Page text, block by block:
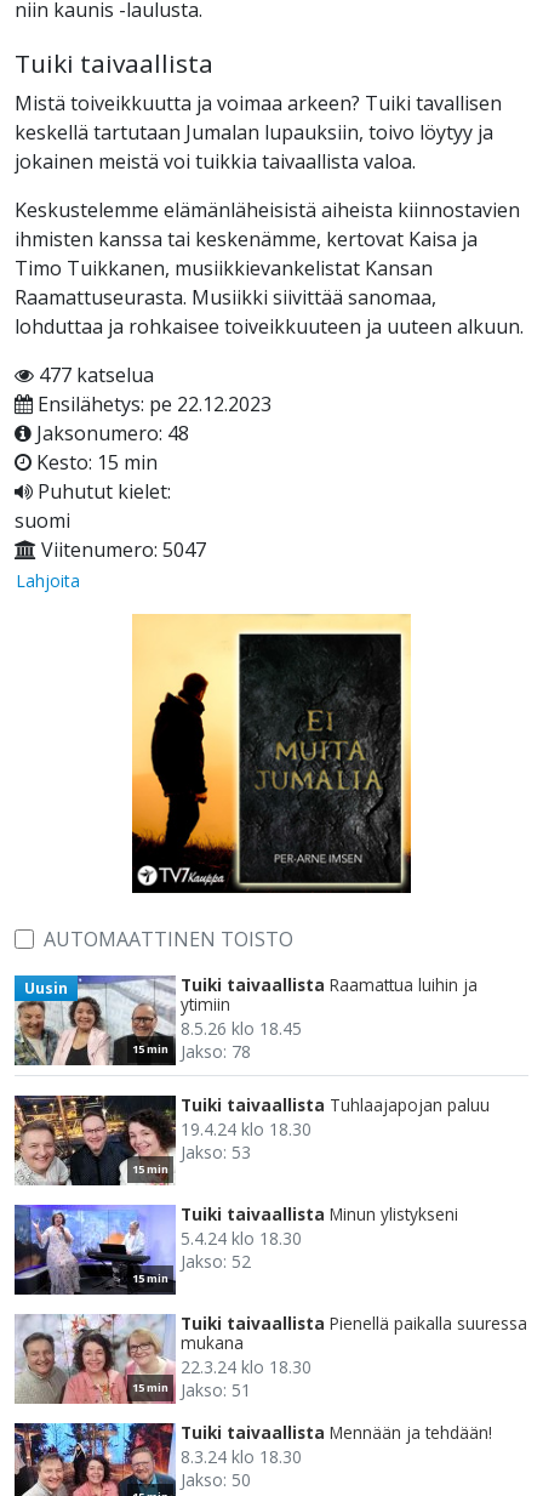
niin kaunis -laulusta.
Tuiki taivaallista
Mistä toiveikkuutta ja voimaa arkeen? Tuiki tavallisen
keskellä tartutaan Jumalan lupauksiin, toivo löytyy ja
jokainen meistä voi tuikkia taivaallista valoa.
Keskustelemme elämänläheisistä aiheista kiinnostavien
ihmisten kanssa tai keskenämme, kertovat Kaisa ja
Timo Tuikkanen, musiikkievankelistat Kansan
Raamattuseurasta. Musiikki siivittää sanomaa,
lohduttaa ja rohkaisee toiveikkuuteen ja uuteen alkuun.
477 katselua
Ensilähetys: pe 22.12.2023
Jaksonumero: 48
Kesto: 15 min
Puhutut kielet:
suomi
Viitenumero: 5047
Lahjoita
AUTOMAATTINEN TOISTO
15 min
Uusin Tuiki taivaallista Raamattua luihin ja
ytimiin
8.5.26 klo 18.45
Jakso: 78
15 min
Tuiki taivaallista Tuhlaajapojan paluu
19.4.24 klo 18.30
Jakso: 53
15 min
Tuiki taivaallista Minun ylistykseni
5.4.24 klo 18.30
Jakso: 52
15 min
Tuiki taivaallista Pienellä paikalla suuressa
mukana
22.3.24 klo 18.30
Jakso: 51
Tuiki taivaallista Mennään ja tehdään!
8.3.24 klo 18.30
Jakso: 50